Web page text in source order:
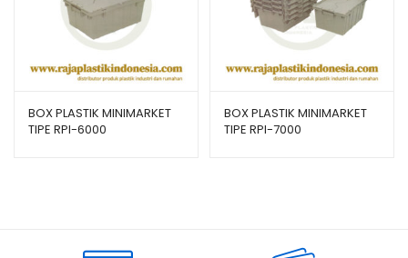
BOX PLASTIK MINIMARKET
TIPE RPI-6000
BOX PLASTIK MINIMARKET
TIPE RPI-7000